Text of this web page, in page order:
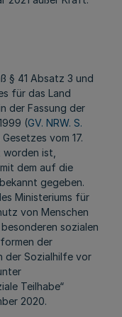
§ 41 Absatz 3 und
für das Land
der Fassung der
(GV. NRW. S.
vom 17.
ist,
dem auf die
gegeben.
Ministeriums für
von Menschen
sozialen
der
der Sozialhilfe vor
Teilhabe“
2020.